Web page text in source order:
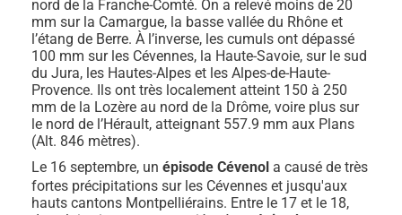
nord de la Franche-Comté. On a relevé moins de 20
mm sur la Camargue, la basse vallée du Rhône et
l’étang de Berre. À l’inverse, les cumuls ont dépassé
100 mm sur les Cévennes, la Haute-Savoie, sur le sud
du Jura, les Hautes-Alpes et les Alpes-de-Haute-
Provence. Ils ont très localement atteint 150 à 250
mm de la Lozère au nord de la Drôme, voire plus sur
le nord de l’Hérault, atteignant 557.9 mm aux Plans
(Alt. 846 mètres).
Le 16 septembre, un épisode Cévenol a causé de très
fortes précipitations sur les Cévennes et jusqu'aux
hauts cantons Montpelliérains. Entre le 17 et le 18,